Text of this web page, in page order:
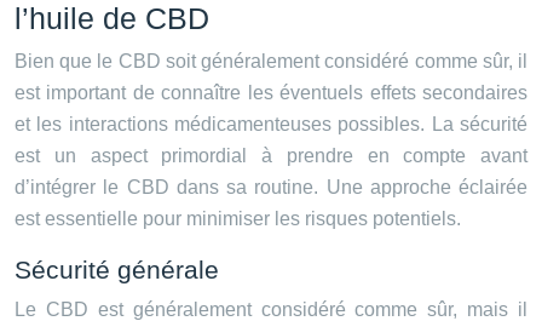
l’huile de CBD
Bien que le CBD soit généralement considéré comme sûr, il
est important de connaître les éventuels effets secondaires
et les interactions médicamenteuses possibles. La sécurité
est un aspect primordial à prendre en compte avant
d’intégrer le CBD dans sa routine. Une approche éclairée
est essentielle pour minimiser les risques potentiels.
Sécurité générale
Le CBD est généralement considéré comme sûr, mais il